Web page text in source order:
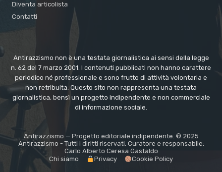
Diventa articolista
Contatti
Antirazzismo non è una testata giornalistica ai sensi della legge
n. 62 del 7 marzo 2001. I contenuti pubblicati non hanno carattere
periodico né professionale e sono frutto di attività volontaria e
non retribuita. Questo sito non rappresenta una testata
giornalistica, bensì un progetto indipendente e non commerciale
di informazione sociale.
Antirazzismo — Progetto editoriale indipendente. © 2025
Antirazzismo - Tutti i diritti riservati. Curatore e responsabile:
Carlo Alberto Ceresa Gastaldo
Chi siamo
Privacy Cookie Policy